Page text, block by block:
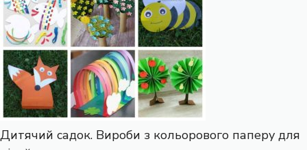
Дитячий садок. Вироби з кольорового паперу для